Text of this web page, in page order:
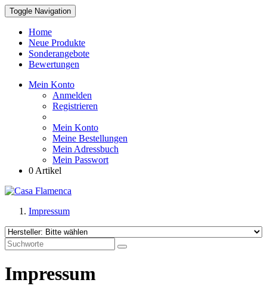
Toggle Navigation
Home
Neue Produkte
Sonderangebote
Bewertungen
Mein Konto
Anmelden
Registrieren
Mein Konto
Meine Bestellungen
Mein Adressbuch
Mein Passwort
0 Artikel
Impressum
Impressum